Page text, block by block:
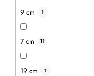
9 cm 1
7 cm 11
19 cm 1